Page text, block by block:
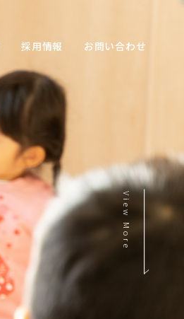
採用情報 お問い合わせ
View More